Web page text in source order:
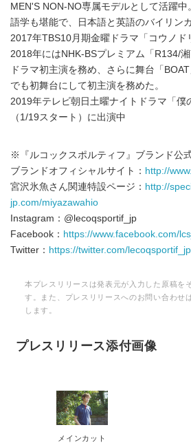
MEN'S NON-NO専属モデルとして活躍中
語学も堪能で、日本語と英語のバイリンガ
2017年TBS10月期金曜ドラマ「コウノド
2018年にはNHK-BSプレミアム「R134/
ドラマ初主演を務め、さらに舞台「BOAT
でも初舞台にして初主演を務めた。
2019年テレビ朝日土曜ナイトドラマ「僕
（1/19スタート）に出演中
※『ルコックスポルティフ』ブランド公
ブランドオフィシャルサイト： http://
宮沢氷魚さん関連特設ページ： http://
jp.com/miyazawahio
Instagram：@lecoqsportif_jp
Facebook： https://www.facebook.com/
Twitter： https://twitter.com/lecoqsportif_jp
本プレスリリースは発表元が入力した原稿を
す。また、プレスリリースへのお問い合わせ
します。
プレスリリース添付画像
メインカット